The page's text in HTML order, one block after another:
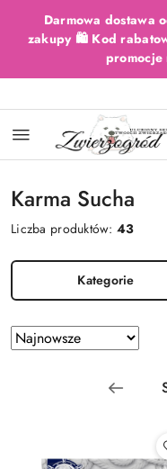
Przejdź do treści
Przejdź do
Przejdź do moje
Przejdź do menu
Przejdź do stopki
Darmowa dostawa
zakupy 🛍️ Kod
Karma Sucha
Liczba produktów:43
Kategorie
Zastosowano
sortowanie:
Sortuj
według